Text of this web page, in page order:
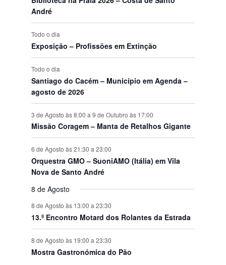
e
n
t
o
s
s
t
o
s
o
o
o
o
o
o
André
Todo o dia
Exposição – Profissões em Extinção
Todo o dia
Santiago do Cacém – Município em Agenda –
agosto de 2026
3 de Agosto às 8:00 a 9 de Outubro às 17:00
Missão Coragem – Manta de Retalhos Gigante
6 de Agosto às 21:30 a 23:00
Orquestra GMO – SuoniAMO (Itália) em Vila
Nova de Santo André
8 de Agosto
8 de Agosto às 13:00 a 23:30
13.º Encontro Motard dos Rolantes da Estrada
8 de Agosto às 19:00 a 23:30
Mostra Gastronómica do Pão